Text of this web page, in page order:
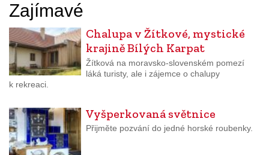
Zajímavé
Chalupa v Žítkové, mystické
krajině Bílých Karpat
Žítková na moravsko-slovenském pomezí
láká turisty, ale i zájemce o chalupy
k rekreaci.
Vyšperkovaná světnice
Přijměte pozvání do jedné horské roubenky.